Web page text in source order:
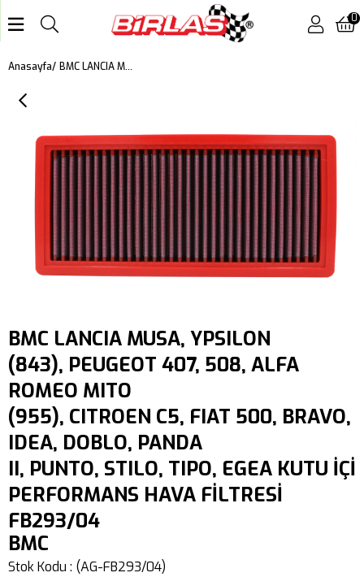
0
Anasayfa BMC LANCIA MUSA, YPSILON (843), PEUGEOT 407, 508, ALFA ROMEO MITO (955), CITROEN C5, FIAT 500, BRAVO, IDEA, DOBLO, PANDA II, PUNTO, STILO, TIPO, EGEA KUTU İÇİ PERFORMANS HAVA FİLTRESİ FB293/04
BMC LANCIA MUSA, YPSILON
(843), PEUGEOT 407, 508, ALFA
ROMEO MITO
(955), CITROEN C5, FIAT 500, BRAVO,
IDEA, DOBLO, PANDA
II, PUNTO, STILO, TIPO, EGEA KUTU İÇİ
PERFORMANS HAVA FİLTRESİ
FB293/04
BMC
Stok Kodu (AG-FB293/04)